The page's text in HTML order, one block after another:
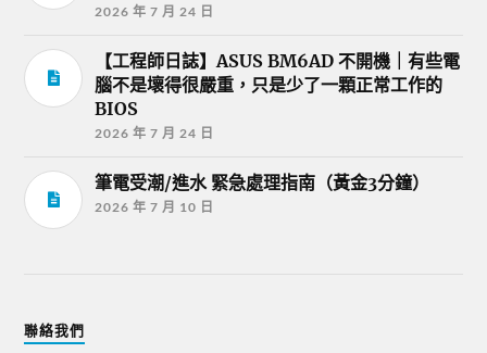
2026 年 7 月 24 日
【工程師日誌】ASUS BM6AD 不開機｜有些電
腦不是壞得很嚴重，只是少了一顆正常工作的
BIOS
2026 年 7 月 24 日
筆電受潮/進水 緊急處理指南（黃金3分鐘）
2026 年 7 月 10 日
聯絡我們